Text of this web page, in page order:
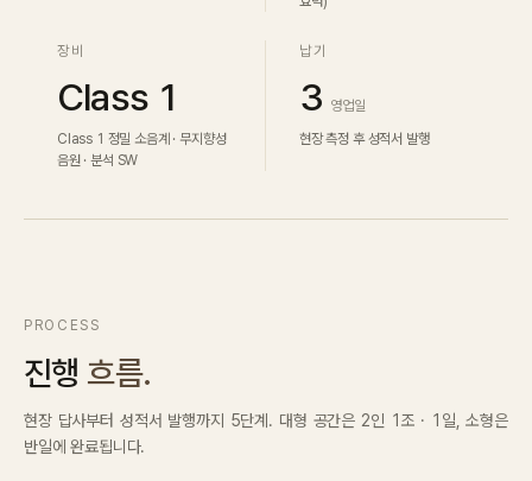
Resources
장비
Class 1
Class 1 정밀 소음계 · 무지향성
음원 · 분석 SW
납기
3 영업일
현장 측정 후 성적서 발행
PROCESS
진행 흐름.
현장 답사부터 성적서 발행까지 5단계. 대형 공간은 2인 1조 · 1일, 소형은
반일에 완료됩니다.